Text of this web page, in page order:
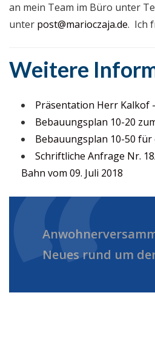
an mein Team im Büro unter
unter post@marioczaja.de. Ich
Weitere
Präsentation Herr Kalkof
Bebauungsplan 10-20
Bebauungsplan 10-50
Schriftliche Anfrage Nr.
Bahn vom 09. Juli 2018
Neues rund um